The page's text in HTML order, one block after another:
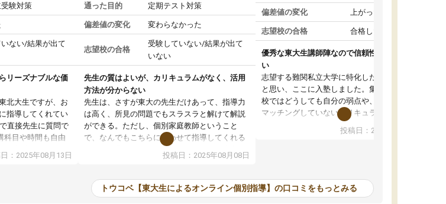
験対策
ない/結果が出て
リーズナブルな価
北大生ですが、お
指導してくれてい
直接先生に質問で
科目や時間も自由
た勉強ができると
みたいなのがあり
：2025年08月13日
通った目的 定期テスト対策
偏差値の変化 変わらなかった
志望校の合格
受験していない/結果が出て
いない
先生の質はよいが、カリキュラムがなく、活用
方法が分からない
先生は、さすが東大の先生だけあって、指導力
は高く、所見の問題でもスラスラと解けて解説
ができる。ただし、個別家庭教師ということ
で、なんでもこちらに合わせて指導してくれる
のだが、具体的なカリキュラムがない。当方
は、授業の先取り学習をするため、学校の教科
いただいたが、1時間の時間を使って進められる
範囲は限られており、それであれば自学自習で
投稿日：2025年08月08日
偏差値の変化 上がった
志望校の合格 合格した
優秀な東大生講師陣なので信頼性や安心感が高
い
志望する難関私立大学に特化した準備をしたい
と思い、ここに入塾しました。集団指導の予備
校ではどうしても自分の弱点や、志望校対策に
マッチングしていないカリキュラムに不安を感
また受験のノウハウを蓄積している優秀な東大
ツーマン指導によって、自分の志望校にふさわ
しいオリジナルのカリキュラムを提案してくれ
投稿日：2024年02月19日
トウコベ【東大生によるオンライン個別指導】の口コミをもっとみる